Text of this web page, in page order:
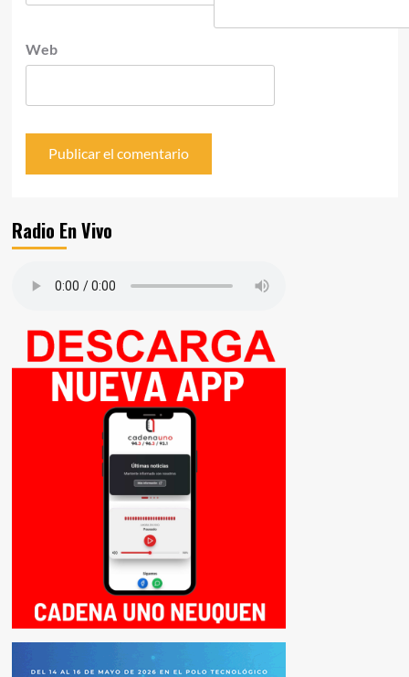
Web
Radio En Vivo